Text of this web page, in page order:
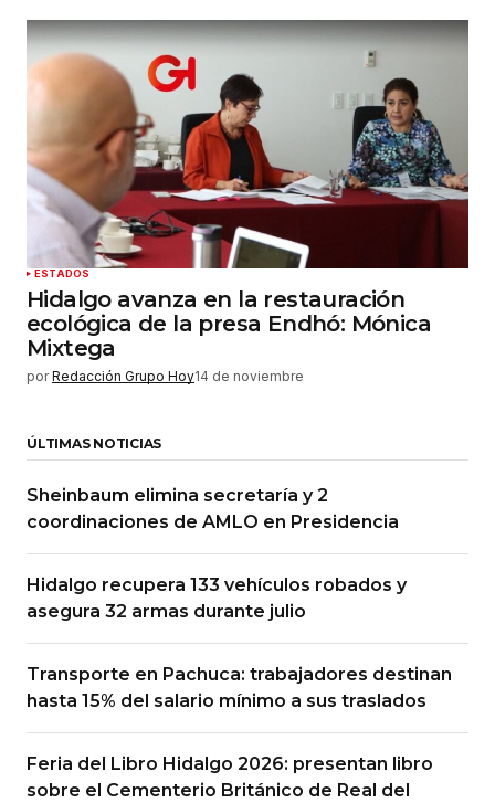
ESTADOS
Hidalgo avanza en la restauración
ecológica de la presa Endhó: Mónica
Mixtega
por Redacción Grupo Hoy14 de noviembre
ÚLTIMAS NOTICIAS
Sheinbaum elimina secretaría y 2
coordinaciones de AMLO en Presidencia
Hidalgo recupera 133 vehículos robados y
asegura 32 armas durante julio
Transporte en Pachuca: trabajadores destinan
hasta 15% del salario mínimo a sus traslados
Feria del Libro Hidalgo 2026: presentan libro
sobre el Cementerio Británico de Real del